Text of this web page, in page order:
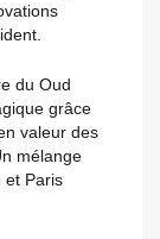
du Oud
grâce
valeur des
mélange
et Paris